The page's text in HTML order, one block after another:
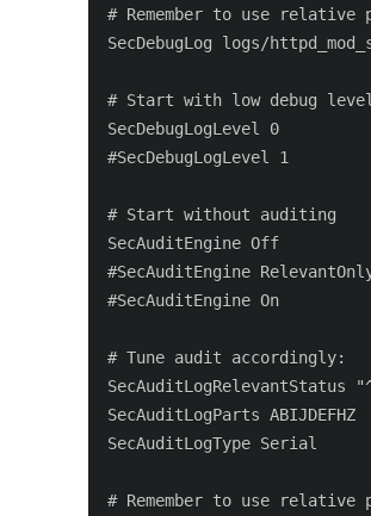
# Remember to use relative
SecDebugLog logs/
# Start with low debug
SecDebugLogLevel 0
#SecDebugLogLevel 1
# Start without auditing
SecAuditEngine Off
#SecAuditEngine
#SecAuditEngine On
# Tune audit accordingly:
SecAuditLogRelevantStatus
SecAuditLogParts ABIJDEFHZ
SecAuditLogType Serial
# Remember to use relative